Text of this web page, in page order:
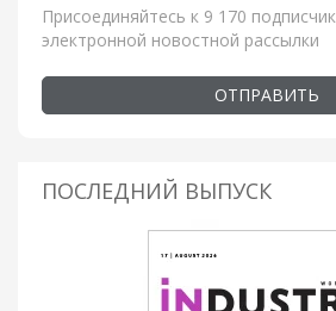
Присоединяйтесь к 9 170
электронной новостной рассылки
ОТПРАВИТЬ
ПОСЛЕДНИЙ ВЫПУСК